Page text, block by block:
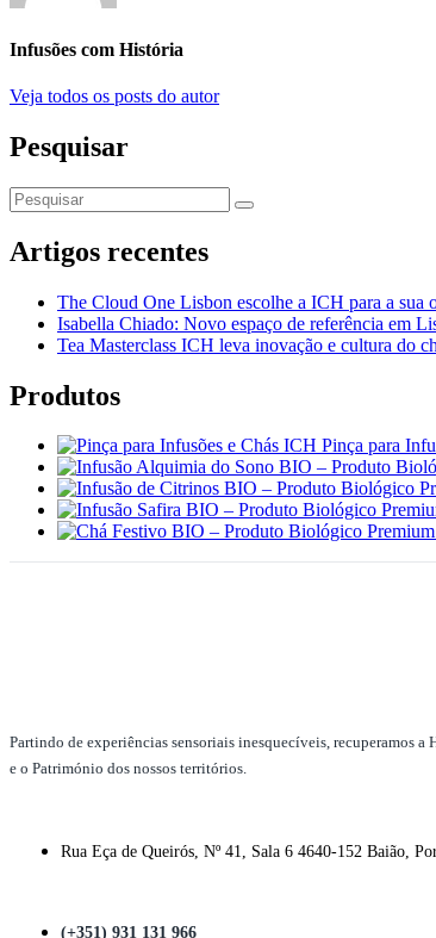
Infusões com História
Veja todos os posts do autor
Pesquisar
Artigos recentes
The Cloud One Lisbon escolhe a ICH para a sua
Isabella Chiado: Novo espaço de referência em
Tea Masterclass ICH leva inovação e cultura do
Produtos
Pinça para
Partindo de experiências sensoriais inesquecíveis, recuperamos a
e o Património dos nossos territórios.
Rua Eça de Queirós, Nº 41, Sala 6 4640-152 Baião,
(+351) 931 131 966